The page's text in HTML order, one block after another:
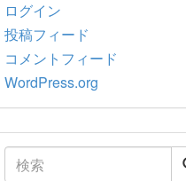
ログイン
投稿フィード
コメントフィード
WordPress.org